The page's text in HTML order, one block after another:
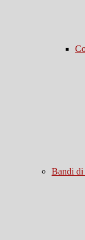
Bandi di